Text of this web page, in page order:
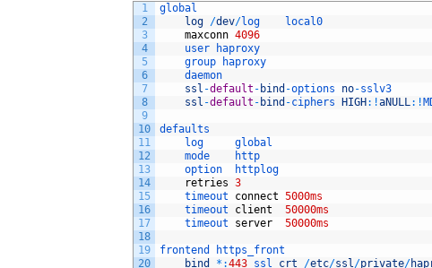
1
2
3
4
5
6
7
8
9
10
11
12
13
14
15
16
17
18
19
20
global
log /dev/log
local0
maxconn 4096
user
haproxy
group
haproxy
daemon
ssl -default - bind -options no-sslv3
ssl -default - bind -ciphers HIGH : !aNULL: !
defaults
log global
mode
http
option
httplog
retries 3
timeout connect 5000ms
timeout client
50000ms
timeout server 50000ms
frontend
https_front
bind
* :443 ssl crt /etc/ssl/private/